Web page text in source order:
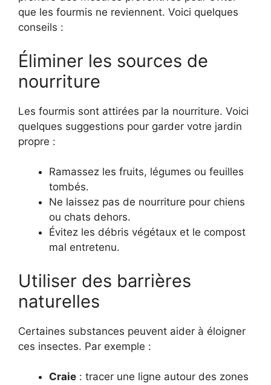
que les fourmis ne reviennent. Voici quelques
conseils :
Éliminer les sources de
nourriture
Les fourmis sont attirées par la nourriture. Voici
quelques suggestions pour garder votre jardin
propre :
Ramassez les fruits, légumes ou feuilles
tombés.
Ne laissez pas de nourriture pour chiens
ou chats dehors.
Évitez les débris végétaux et le compost
mal entretenu.
Utiliser des barrières
naturelles
Certaines substances peuvent aider à éloigner
ces insectes. Par exemple :
Craie : tracer une ligne autour des zones